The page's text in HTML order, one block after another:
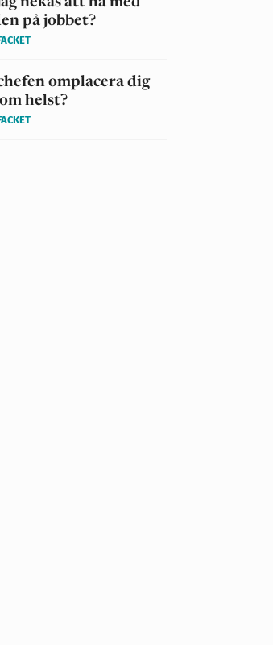
på jobbet?
omplacera dig
helst?